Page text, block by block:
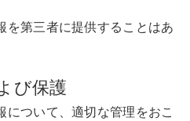
を第三者に提供することはあ
び保護
について、適切な管理をおこ